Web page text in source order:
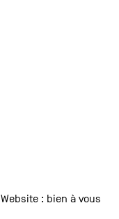
: bien à vous